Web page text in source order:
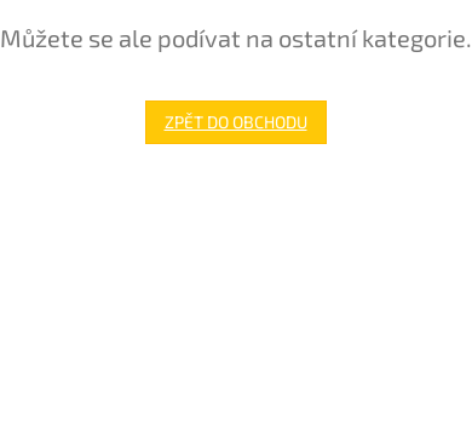
Můžete se ale podívat na ostatní kategorie.
ZPĚT DO OBCHODU